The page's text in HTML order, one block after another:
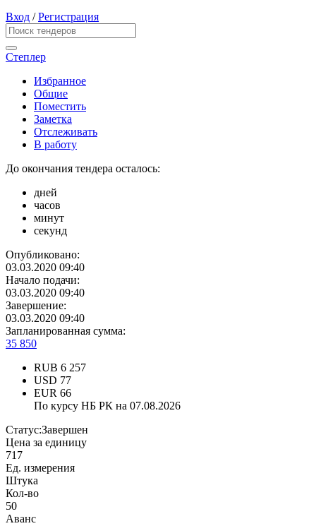
Вход /Регистрация
Степлер
Избранное
Общие
Поместить
Заметка
Отслеживать
В работу
До окончания тендера осталось:
дней
часов
минут
секунд
Опубликовано:
03.03.2020 09:40
Начало подачи:
03.03.2020 09:40
Завершение:
03.03.2020 09:40
Запланированная сумма:
35 850
RUB 6 257
USD 77
EUR 66
По курсу НБ РК на 07.08.2026
Статус:Завершен
Цена за единицу
717
Ед. измерения
Штука
Кол-во
50
Аванс